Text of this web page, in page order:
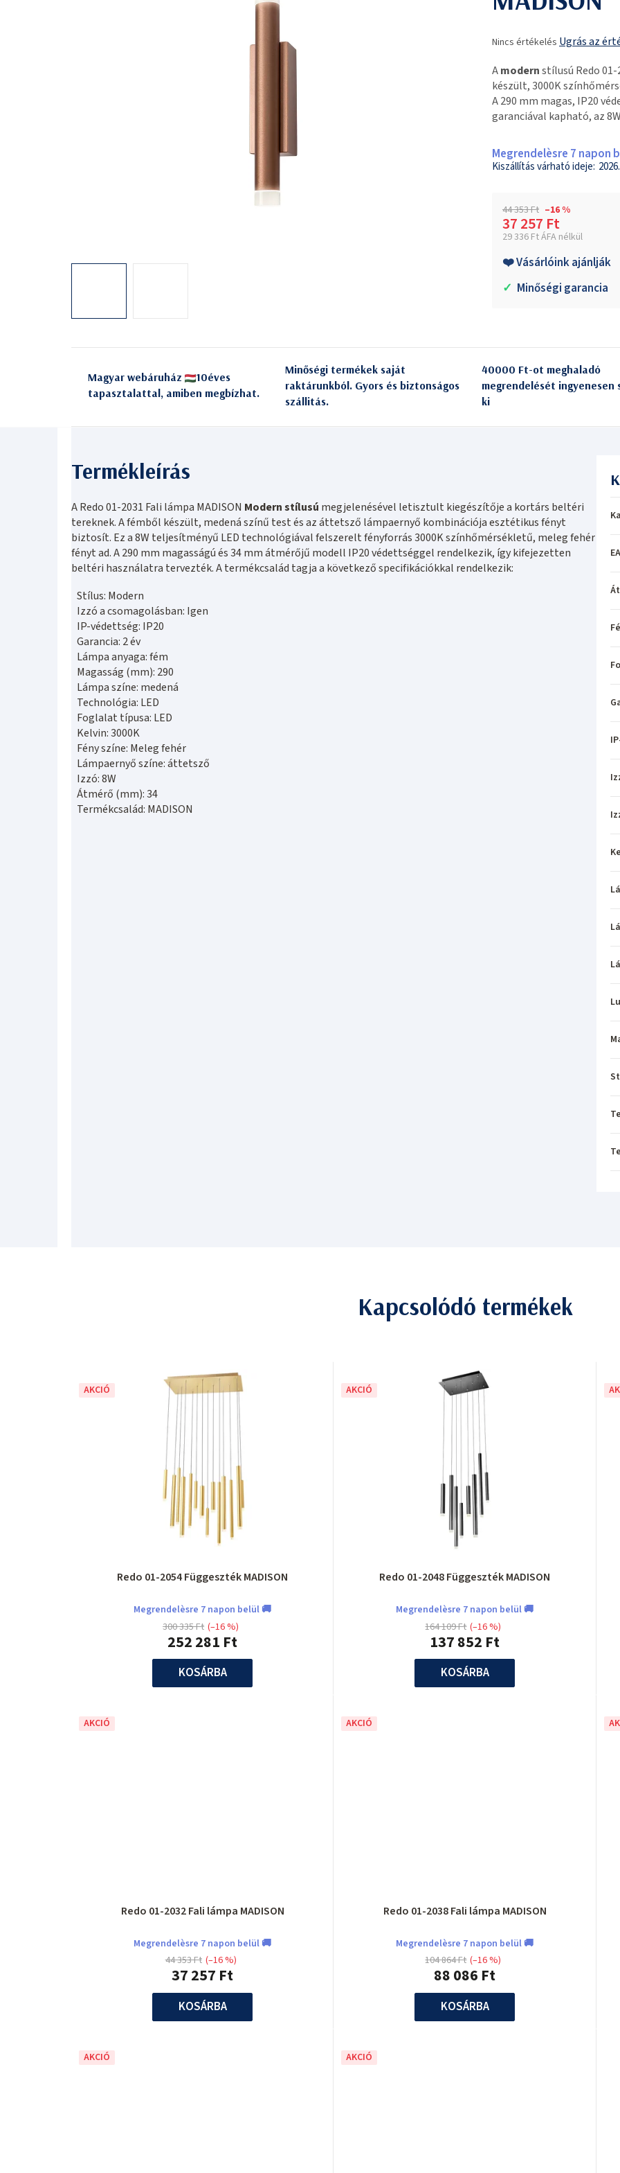
termék
értékelése
5-
ből
0,0
Nincs értékelés Ugrás az
Amodernstílusú Redo
készült, 3000K
A 290 mm magas, IP20
garanciával kapható, az
Megrendelèsre 7 napon
44 353 Ft –16 %
37 257 Ft
29 336 Ft ÁFA nélkül
❤️ Vásárlóink ajánlják
✓ Minőségi garancia
Magyar webáruház
10éves
tapasztalattal, amiben megbízhat.
Minőségi termékek saját
raktárunkból. Gyors és biztonságos
szállitás.
40000 Ft-ot meghaladó
megrendelését ingyenesen
ki
A Redo 01-2031 Fali lámpa MADISON Modern stílusú megjelenésével letisztult kiegészítője a kortárs beltéri
tereknek. A fémből készült, medená színű test és az áttetsző lámpaernyő kombinációja esztétikus fényt
biztosít. Ez a 8W teljesítményű LED technológiával felszerelt fényforrás 3000K színhőmérsékletű, meleg fehér
fényt ad. A 290 mm magasságú és 34 mm átmérőjű modell IP20 védettséggel rendelkezik, így kifejezetten
beltéri használatra tervezték. A termékcsalád tagja a következő specifikációkkal rendelkezik:
Stílus: Modern
Izzó a csomagolásban: Igen
IP-védettség: IP20
Garancia: 2 év
Lámpa anyaga: fém
Magasság (mm): 290
Lámpa színe: medená
Technológia: LED
Foglalat típusa: LED
Kelvin: 3000K
Fény színe: Meleg fehér
Lámpaernyő színe: áttetsző
Izzó: 8W
Átmérő (mm): 34
Termékcsalád: MADISON
Kapcsolódó termékek
AKCIÓ
Redo 01-2054 Függeszték MADISON
Megrendelèsre 7 napon belül 🚚
252 281 Ft
300 335 Ft (–16 %)
KOSÁRBA
AKCIÓ
Redo 01-2048 Függeszték MADISON
Megrendelèsre 7 napon belül 🚚
137 852 Ft
164 109 Ft (–16 %)
KOSÁRBA
AKCIÓ
Redo 01-2032 Fali lámpa MADISON
Megrendelèsre 7 napon belül 🚚
37 257 Ft
44 353 Ft (–16 %)
KOSÁRBA
AKCIÓ
Redo 01-2038 Fali lámpa MADISON
Megrendelèsre 7 napon belül 🚚
88 086 Ft
104 864 Ft (–16 %)
KOSÁRBA
AKCIÓ AKCIÓ